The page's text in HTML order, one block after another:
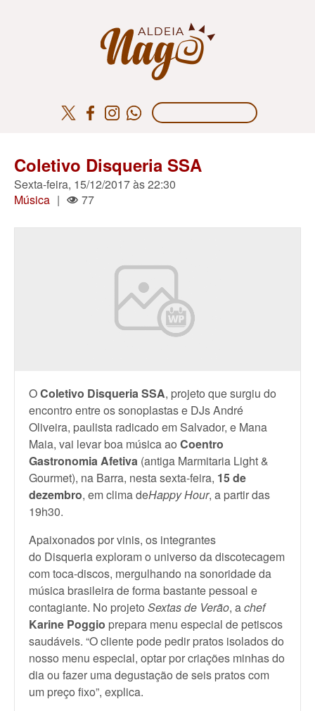
Coletivo Disqueria SSA
Sexta-feira, 15/12/2017 às 22:30
Música | 77
OColetivo Disqueria SSA, projeto que surgiu do
encontro entre os sonoplastas e DJs André
Oliveira, paulista radicado em Salvador, e Mana
Maia, vai levar boa música ao Coentro
Gastronomia Afetiva (antiga Marmitaria Light &
Gourmet), na Barra, nesta sexta-feira, 15 de
dezembro, em clima deHappy Hour, a partir das
19h30.
Apaixonados por vinis, os integrantes
do Disqueria exploram o universo da discotecagem
com toca-discos, mergulhando na sonoridade da
música brasileira de forma bastante pessoal e
contagiante. No projeto Sextas de Verão, achef
Karine Poggio prepara menu especial de petiscos
saudáveis. “O cliente pode pedir pratos isolados do
nosso menu especial, optar por criações minhas do
dia ou fazer uma degustação de seis pratos com
um preço fixo”, explica.